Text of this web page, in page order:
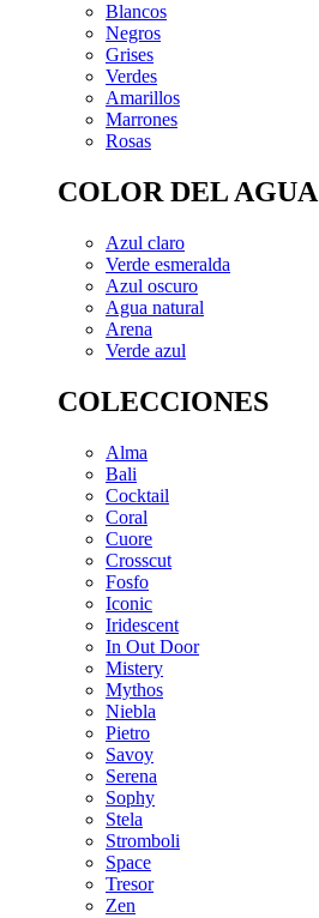
Blancos
Negros
Grises
Verdes
Amarillos
Marrones
Rosas
COLOR DEL AGUA
Azul claro
Verde esmeralda
Azul oscuro
Agua natural
Arena
Verde azul
COLECCIONES
Alma
Bali
Cocktail
Coral
Cuore
Crosscut
Fosfo
Iconic
Iridescent
In Out Door
Mistery
Mythos
Niebla
Pietro
Savoy
Serena
Sophy
Stela
Stromboli
Space
Tresor
Zen